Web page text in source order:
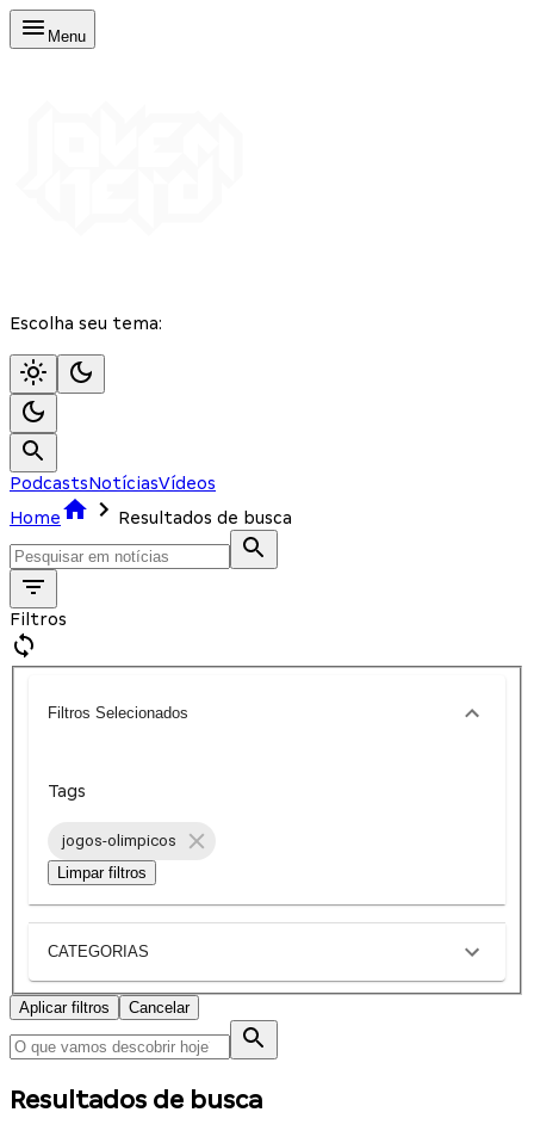
Menu
Escolha seu tema:
PodcastsNotíciasVídeos
Home
Resultados de busca
Filtros
Filtros Selecionados
Tags
jogos-olimpicos
Limpar filtros
CATEGORIAS
Aplicar filtros Cancelar
Resultados de busca